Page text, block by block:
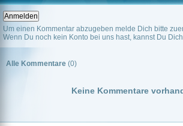
Um einen Kommentar abzugeben melde Dich bitte
Wenn Du noch kein Konto bei uns hast, kannst Du
Alle Kommentare (0)
Keine Kommentare